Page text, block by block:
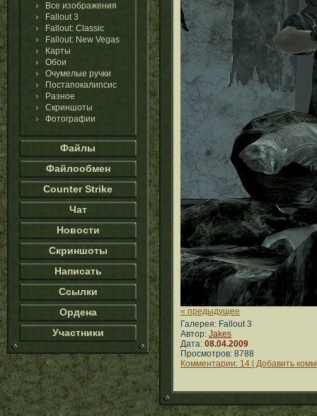
Все изображения
Fallout 3
Fallout: Classic
Fallout: New Vegas
Карты
Обои
Очумелые ручки
Постапокалипсис
Разное
Скриншоты
Фотографии
Файлы
Файлообмен
Counter Strike
Чат
Новости
Скриншоты
Написать
Ссылки
Ордена
Участники
« предыдущее
Галерея: Fallout 3
Автор: Jakes
Дата: 08.04.2009
Просмотров: 8788
Комментарии: 14 | Добавить